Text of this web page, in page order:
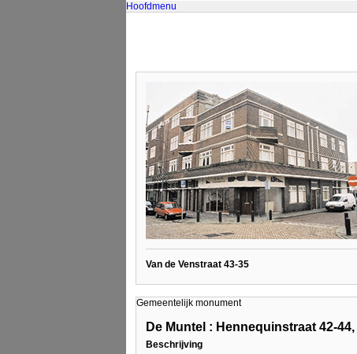
Hoofdmenu
Van de Venstraat 43-35
Gemeentelijk monument
De Muntel : Hennequinstraat 42-
Beschrijving